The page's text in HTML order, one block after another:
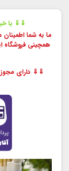
⇓⇓ با
ما به شما
همچینی فروشگاه
⇓⇓ دارای مجوز